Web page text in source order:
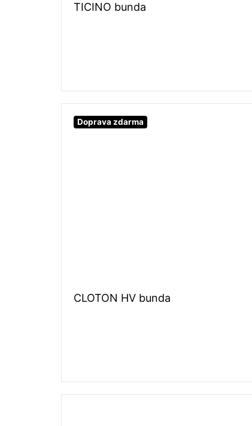
TICINO bunda
Doprava zdarma
CLOTON HV bunda